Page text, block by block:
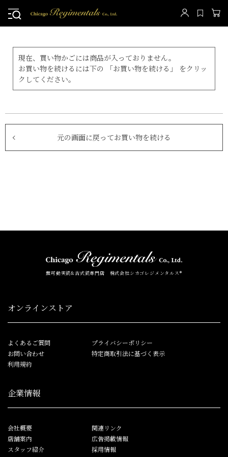
現在、買い物かごには商品が入っておりません。
お買い物を続けるには下の 「お買い物を続ける」 をクリッ
クしてください。
元の画面に戻ってお買い物を続ける
無可動実銃&古式銃専門店 株式会社シカゴレジメンタルス®
オンラインストア
よくあるご質問
お問い合わせ
利用規約
プライバシーポリシー
特定商取引法に基づく表示
企業情報
会社概要
店舗案内
スタッフ紹介
関連リンク
広告掲載情報
採用情報